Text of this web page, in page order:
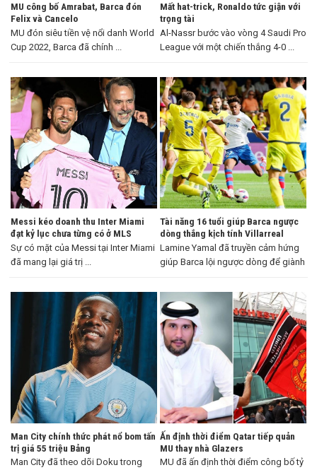
MU công bố Amrabat, Barca đón
Felix và Cancelo
MU đón siêu tiền vệ nổi danh World
Cup 2022, Barca đã chính ...
Mất hat-trick, Ronaldo tức giận với
trọng tài
Al-Nassr bước vào vòng 4 Saudi Pro
League với một chiến thắng 4-0 ...
Messi kéo doanh thu Inter Miami
đạt kỷ lục chưa từng có ở MLS
Sự có mặt của Messi tại Inter Miami
đã mang lại giá trị ...
Tài năng 16 tuổi giúp Barca ngược
dòng thắng kịch tính Villarreal
Lamine Yamal đã truyền cảm hứng
giúp Barca lội ngược dòng để giành
Man City chính thức phát nổ bom tấn
trị giá 55 triệu Bảng
Man City đã theo dõi Doku trong
Ấn định thời điểm Qatar tiếp quản
MU thay nhà Glazers
MU đã ấn định thời điểm công bố tỷ